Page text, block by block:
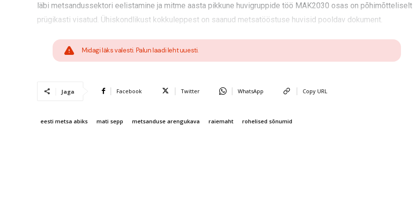
läbi metsandussektori eelistamine ja mitme aasta pikkune huvigruppide töö MAK2030 osas on põhimõtteliselt
prügikasti visatud. Ühiskondlikust kokkuleppest on saanud metsatööstuse huvisid pooldav dokument.
Midagi läks valesti. Palun laadi leht uuesti.
Jaga Facebook Twitter WhatsApp Copy URL
eesti metsa abiks mati sepp metsanduse arengukava raiemaht rohelised sõnumid